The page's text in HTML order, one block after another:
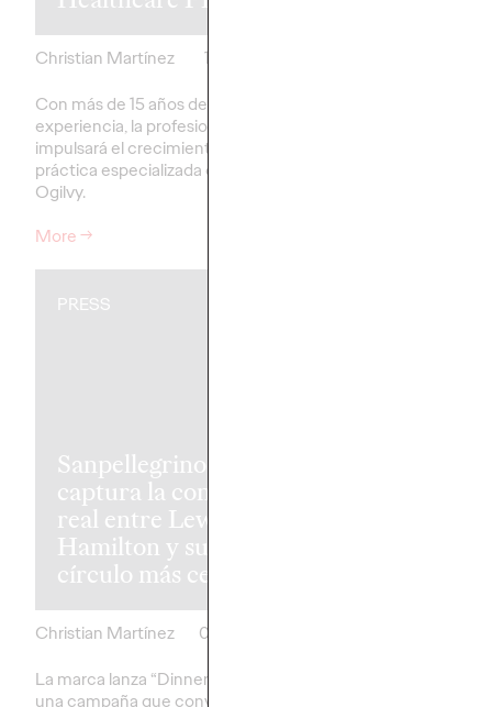
Christian Martínez
15/06/2026
Con más de 15 años de
experiencia, la profesional
impulsará el crecimiento de la
práctica especializada en salud de
Ogilvy.
More→
PRESS
Sanpellegrino
captura la conexión
real entre Lewis
Hamilton y su
círculo más cercano
Christian Martínez
04/05/2026
La marca lanza “Dinner Dialogues”,
una campaña que convierte su